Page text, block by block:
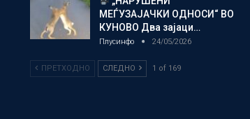
МЕЃУЗАЈАЧКИ ОДНОСИ“ ВО
КУНОВО Два зајаци…
Плусинфо 24/05/2026
ПРЕТХОДНО СЛЕДНО 1 of 169